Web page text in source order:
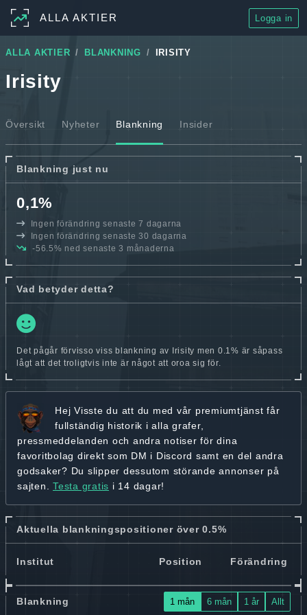
ALLA AKTIER Logga in
ALLA AKTIER BLANKNING IRISITY
Irisity
Översikt Nyheter Blankning Insider
Blankning just nu
0,1%
Ingen förändring senaste 7 dagarna
Ingen förändring senaste 30 dagarna
-56.5% ned senaste 3 månaderna
Vad betyder detta?
Det pågår förvisso viss blankning av Irisity men 0.1% är såpass
lågt att det troligtvis inte är något att oroa sig för.
Hej Visste du att du med vår premiumtjänst får
fullständig historik i alla grafer,
pressmeddelanden och andra notiser för dina
favoritbolag direkt som DM i Discord samt en del andra
godsaker? Du slipper dessutom störande annonser på
sajten. Testa gratis i 14 dagar!
Aktuella blankningspositioner över 0.5%
Institut Position Förändring
Blankning 1 mån 6 mån 1 år Allt